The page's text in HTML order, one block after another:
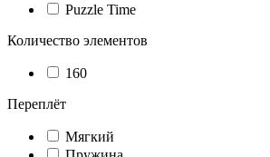
Puzzle Time
Количество элементов
160
Переплёт
Мягкий